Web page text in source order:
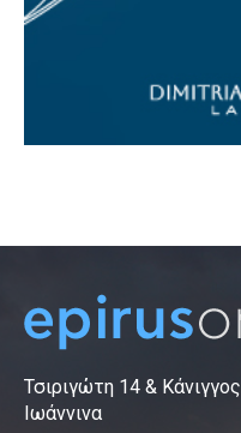
Τσιριγώτη 14 & Κάνιγγος
Ιωάννινα